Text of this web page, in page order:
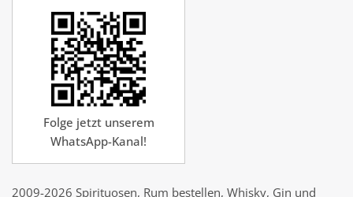
Folge jetzt unserem
WhatsApp-Kanal!
2009-2026 Spirituosen, Rum bestellen, Whisky, Gin und